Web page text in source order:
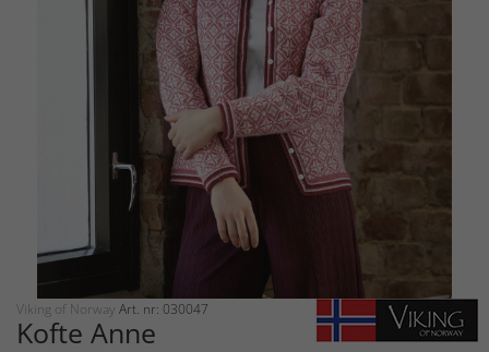
Viking of Norway Art. nr: 030047
Kofte Anne